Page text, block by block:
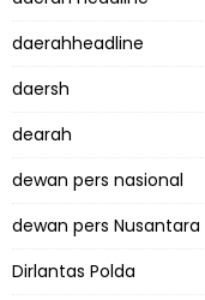
daerahheadline
daersh
dearah
dewan pers nasional
dewan pers Nusantara
Dirlantas Polda